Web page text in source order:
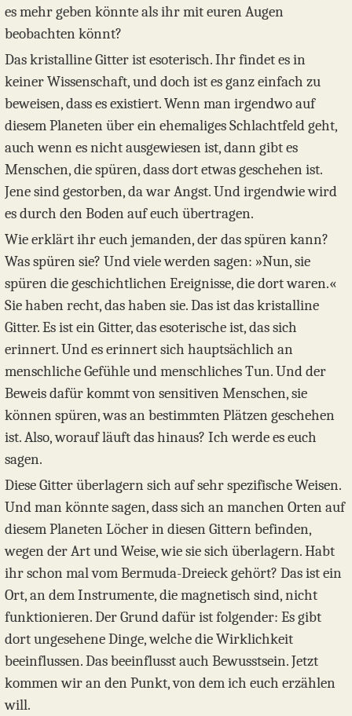
es mehr geben könnte als ihr mit euren Augen
beobachten könnt?
Das kristalline Gitter ist esoterisch. Ihr findet es in
keiner Wissenschaft, und doch ist es ganz einfach zu
beweisen, dass es existiert. Wenn man irgendwo auf
diesem Planeten über ein ehemaliges Schlachtfeld geht,
auch wenn es nicht ausgewiesen ist, dann gibt es
Menschen, die spüren, dass dort etwas geschehen ist.
Jene sind gestorben, da war Angst. Und irgendwie wird
es durch den Boden auf euch übertragen.
Wie erklärt ihr euch jemanden, der das spüren kann?
Was spüren sie? Und viele werden sagen: »Nun, sie
spüren die geschichtlichen Ereignisse, die dort waren.«
Sie haben recht, das haben sie. Das ist das kristalline
Gitter. Es ist ein Gitter, das esoterische ist, das sich
erinnert. Und es erinnert sich hauptsächlich an
menschliche Gefühle und menschliches Tun. Und der
Beweis dafür kommt von sensitiven Menschen, sie
können spüren, was an bestimmten Plätzen geschehen
ist. Also, worauf läuft das hinaus? Ich werde es euch
sagen.
Diese Gitter überlagern sich auf sehr spezifische Weisen.
Und man könnte sagen, dass sich an manchen Orten auf
diesem Planeten Löcher in diesen Gittern befinden,
wegen der Art und Weise, wie sie sich überlagern. Habt
ihr schon mal vom Bermuda-Dreieck gehört? Das ist ein
Ort, an dem Instrumente, die magnetisch sind, nicht
funktionieren. Der Grund dafür ist folgender: Es gibt
dort ungesehene Dinge, welche die Wirklichkeit
beeinflussen. Das beeinflusst auch Bewusstsein. Jetzt
kommen wir an den Punkt, von dem ich euch erzählen
will.